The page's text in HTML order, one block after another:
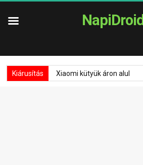
NapiDroid
Kiárusítás Xiaomi kütyük áron alul